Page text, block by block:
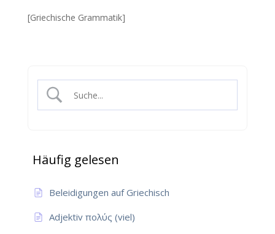
[Griechische Grammatik]
Häufig gelesen
Beleidigungen auf Griechisch
Adjektiv πολύς (viel)